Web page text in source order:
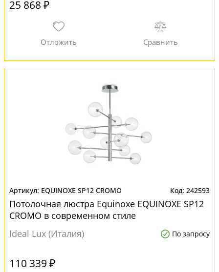
25 868 ₽
EQUINOXE SP12 CROMO 242593
Потолочная люстра Equinoxe EQUINOXE SP12
CROMO в современном стиле
Ideal Lux (Италия)
По запросу
110 339 ₽